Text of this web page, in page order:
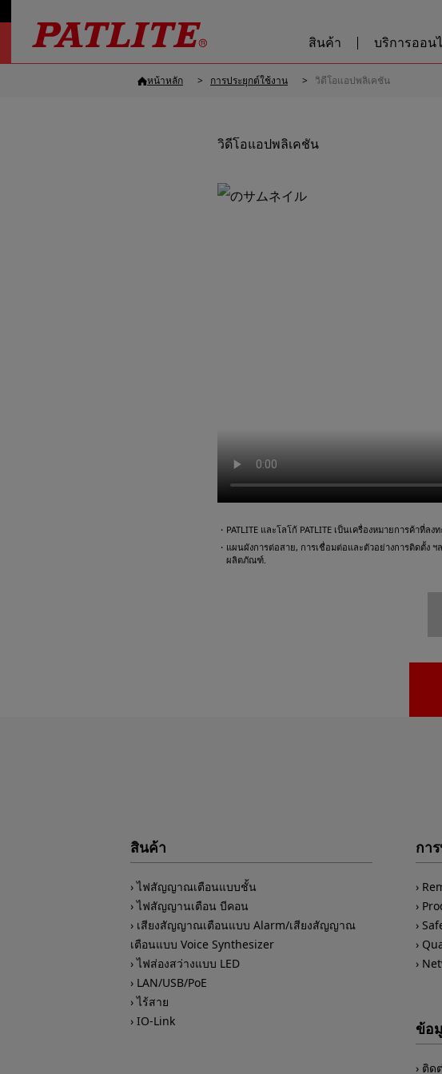
สินค้า บริการออน
หน้าหลัก การประยุกต์ใช้งาน วิดีโอแอปพลิเคชัน
วิดีโอแอปพลิเคชัน
・PATLITE และโลโก้ PATLITE เป็นเครื่องหมายการค้าที่
・แผนผังการต่อสาย, การเชื่อมต่อและตัวอย่างการติดตั้ง
ผลิตภัณฑ์.
สินค้า
ไฟสัญญาณเตือนแบบชั้น
ไฟสัญญานเตือน บีคอน
เสียงสัญญาณเตือนแบบ Alarm/เสียงสัญญาณ
เตือนแบบ Voice Synthesizer
ไฟส่องสว่างแบบ LED
LAN/USB/PoE
ไร้สาย
IO-Link
กา
ข้อ
ติด